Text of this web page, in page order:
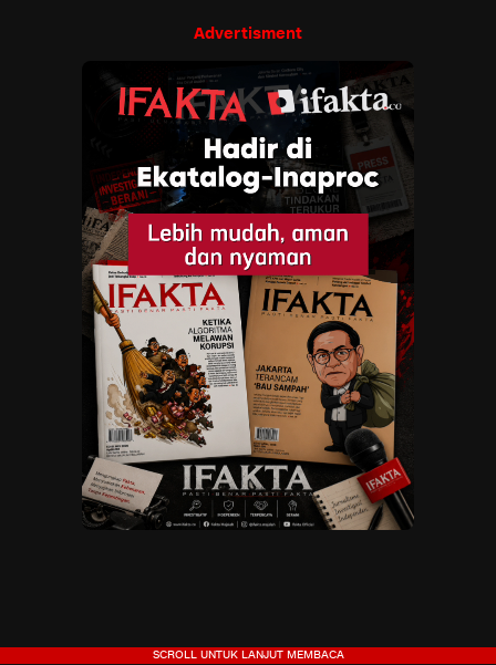
Advertisment